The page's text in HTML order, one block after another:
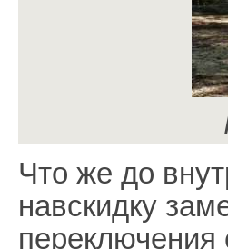
Что же до
навскидку
переключения